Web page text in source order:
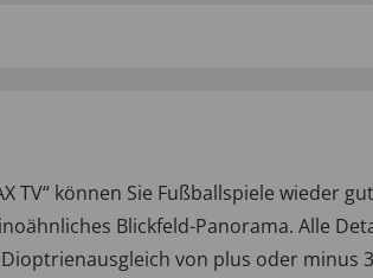
TV“ können Sie Fußballspiele wieder
Blickfeld-Panorama. Alle
von plus oder minus